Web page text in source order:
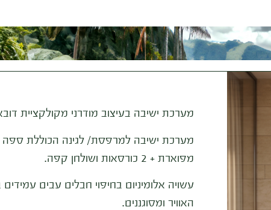
מערכת ישיבה בעיצוב מודרני מקולקציית
מערכת ישיבה למרפסת/ לגינה הכוללת
מפוארת + 2 כורסאות ושולחן קפה.
עשויה אלומיניום בחיפוי חבלים עבים
האוויר ומסוגננים.